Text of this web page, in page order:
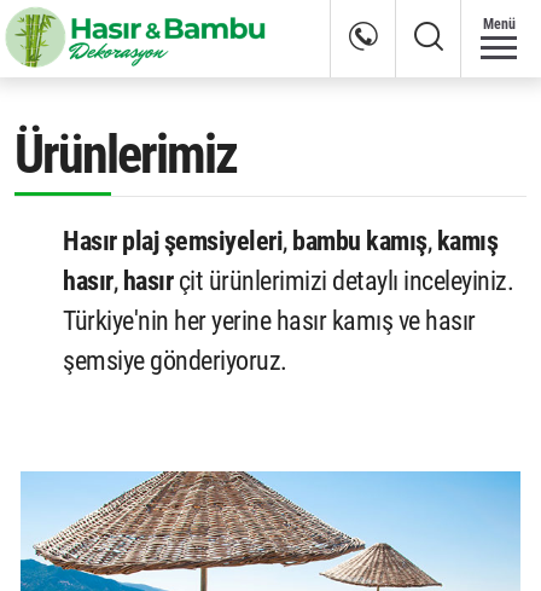
Menü
Ürünlerimiz
Hasır plaj şemsiyeleri, bambu kamış, kamış
hasır, hasır çit ürünlerimizi detaylı inceleyiniz.
Türkiye'nin her yerine hasır kamış ve hasır
şemsiye gönderiyoruz.